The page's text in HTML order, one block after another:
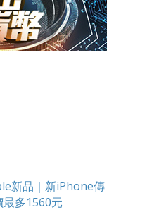
新品｜新iPhone傳
最多1560元